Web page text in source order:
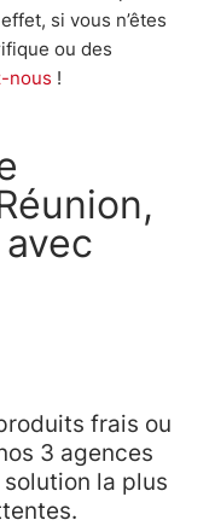
si vous n’êtes
ou des
nous !
frais ou
3 agences
la plus